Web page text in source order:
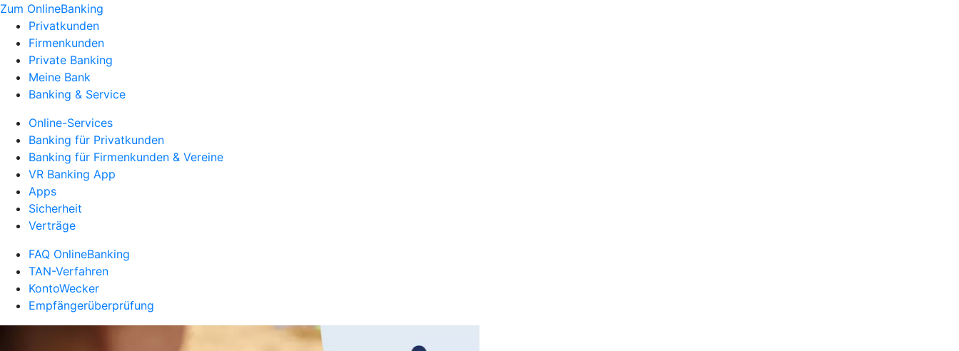
Zum OnlineBanking
Privatkunden
Firmenkunden
Private Banking
Meine Bank
Banking & Service
Online-Services
Banking für Privatkunden
Banking für Firmenkunden & Vereine
VR Banking App
Apps
Sicherheit
Verträge
FAQ OnlineBanking
TAN-Verfahren
KontoWecker
Empfängerüberprüfung